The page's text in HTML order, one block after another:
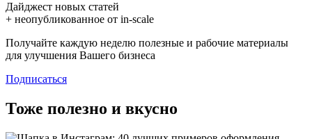
Дайджест новых статей
+ неопубликованное от in-scale
Получайте каждую неделю полезные и рабочие материалы
для улучшения Вашего бизнеса
Подписаться
Тоже полезно и вкусно